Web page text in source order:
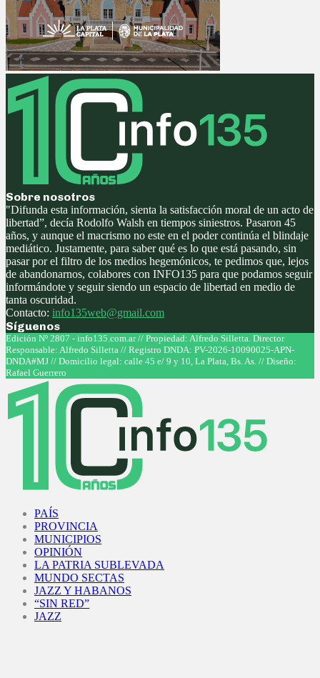
Sobre nosotros
"Difunda esta información, sienta la satisfacción moral de un acto de
libertad”, decía Rodolfo Walsh en tiempos siniestros. Pasaron 45
años, y aunque el macrismo no este en el poder continúa el blindaje
mediático. Justamente, para saber qué es lo que está pasando, sin
pasar por el filtro de los medios hegemónicos, te pedimos que, lejos
de abandonarnos, colabores con INFO135 para que podamos seguir
informándote y seguir siendo un espacio de libertad en medio de
tanta oscuridad.
Contacto: info135web@gmail.com
Síguenos
Facebook
Twitter
Instagram
Youtube
Edición Nº 2807 - info135.com.ar // Propiedad: Alfredo Silletta. Director
Responsable: Alfredo Silletta // Registro DNDA: PV-2026-10090025-APN-
DNDA#MJ // Domicilio legal: calle 45 e/ 9 y 10, La Plata, Bs. As. // Diseño:
Rafael Guerrero
PAÍS
PROVINCIA
MUNICIPIOS
OPINIÓN
LA PATRIA SUBLEVADA
MUNDO SECTAS
JAZZ Y HABANOS
“SIN RED”
JAZZ